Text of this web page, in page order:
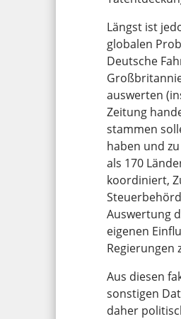
Längst ist
globalen
Deutsche
auswerten
Zeitung
stammen
haben und
als 170
koordiniert,
Auswertung
eigenen
Regierungen
Aus diesen
sonstigen
daher